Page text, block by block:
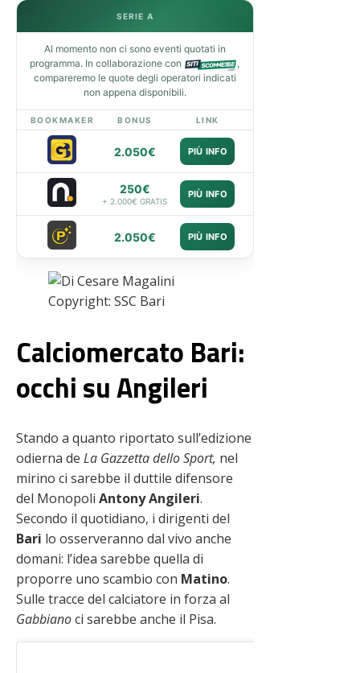
SERIE A
Al momento non ci sono eventi quotati in
programma. In collaborazione con
,
compareremo le quote degli operatori indicati
non appena disponibili.
BOOKMAKER BONUS LINK
2.050€ PIÙ INFO
250€
+ 2.000€ GRATIS
PIÙ INFO
2.050€ PIÙ INFO
Copyright: SSC Bari
Calciomercato Bari:
occhi su Angileri
Stando a quanto riportato sull’edizione
odierna de La Gazzetta dello Sport, nel
mirino ci sarebbe il duttile difensore
del Monopoli Antony Angileri.
Secondo il quotidiano, i dirigenti del
Bari lo osserveranno dal vivo anche
domani: l’idea sarebbe quella di
proporre uno scambio con Matino.
Sulle tracce del calciatore in forza al
Gabbianoci sarebbe anche il Pisa.